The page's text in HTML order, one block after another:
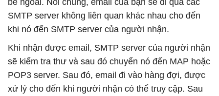
SMTP server không liên quan khác nhau cho đến
khi nó đến SMTP server của người nhận.
Khi nhận được email, SMTP server của người nhận
sẽ kiểm tra thư và sau đó chuyển nó đến MAP hoặc
POP3 server. Sau đó, email đi vào hàng đợi, được
xử lý cho đến khi người nhận có thể truy cập. Sau